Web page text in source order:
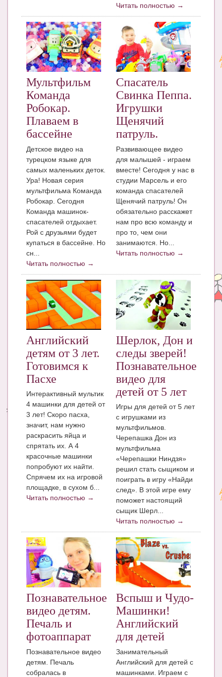
Имена. Святцы
Энциклопедия беременных
Мамина энциклопедия
Сервис. Оценка роста и веса ребенка
Приложения для Android
Полезные ссылки
Опросы
НОВОСТИ ЛОПОТУНА
Блог Администратора
О проекте
Сотрудничество. Авторам
Читать полностью →
Мультфильм
Команда
Робокар.
Плаваем в
бассейне
Детское видео на
турецком языке для
самых маленьких деток.
Ура! Новая серия
мультфильма Команда
Робокар. Сегодня
Команда машинок-
спасателей отдыхает.
Рой с друзьями будет
купаться в бассейне. Но
сн...
Читать полностью →
Спасатель
Свинка Пеппа.
Игрушки
Щенячий
патруль.
Развивающее видео
для малышей - играем
вместе! Сегодня у нас в
студии Марсель и его
команда спасателей
Щенячий патруль! Он
обязательно расскажет
нам про всю команду и
про то, чем они
занимаются. Но...
Читать полностью →
Английский
детям от 3 лет.
Готовимся к
Пасхе
Интерактивный мультик
4 машинки для детей от
3 лет! Скоро пасха,
значит, нам нужно
раскрасить яйца и
спрятать их. А 4
красочные машинки
попробуют их найти.
Спрячем их на игровой
площадке, в сухом б...
Читать полностью →
Шерлок, Дон и
следы зверей!
Познавательное
видео для
детей от 5 лет
Игры для детей от 5 лет
с игрушками из
мультфильмов.
Черепашка Дон из
мультфильма
«Черепашки Ниндзя»
решил стать сыщиком и
поиграть в игру «Найди
след». В этой игре ему
поможет настоящий
сыщик Шерл...
Читать полностью →
Познавательное
видео детям.
Печаль и
фотоаппарат
Познавательное видео
детям. Печаль
собралась в
Вспыш и Чудо-
Машинки!
Английский
для детей
Занимательный
Английский для детей с
машинками. Играем с